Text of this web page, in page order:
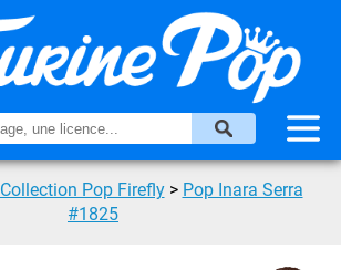
Collection Pop Firefly > Pop Inara Serra
#1825